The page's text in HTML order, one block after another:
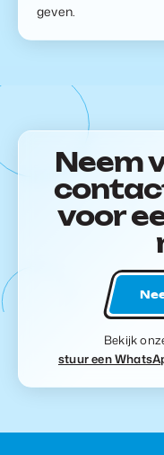
geven.
Neem
voor
Bekijk
stuur een